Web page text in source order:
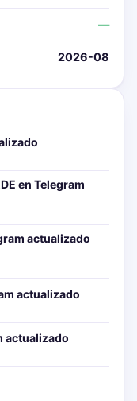
—
2026-08
en Telegram
actualizado📱
actualizado📱🔥
actualizado📱🔥